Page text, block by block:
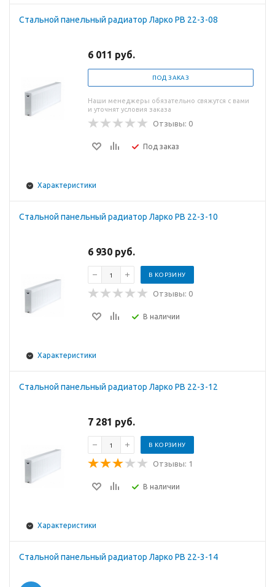
Стальной панельный радиатор Ларко PB 22-3-08
6 011 руб.
ПОД ЗАКАЗ
Наши менеджеры обязательно свяжутся с вами
и уточнят условия заказа
Отзывы: 0
Под заказ
Характеристики
Стальной панельный радиатор Ларко PB 22-3-10
6 930 руб.
В КОРЗИНУ
Отзывы: 0
В наличии
Характеристики
Стальной панельный радиатор Ларко PB 22-3-12
7 281 руб.
В КОРЗИНУ
Отзывы: 1
В наличии
Характеристики
Стальной панельный радиатор Ларко PB 22-3-14